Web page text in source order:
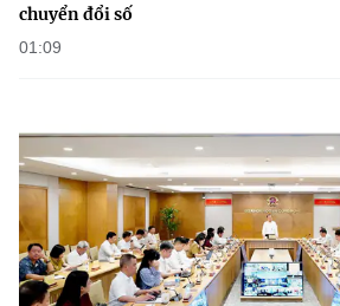
chuyển đổi số
01:09